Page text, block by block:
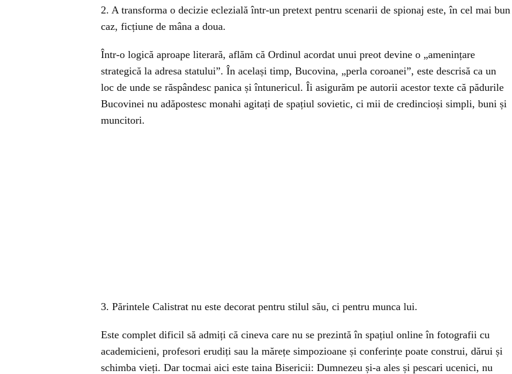
2. A transforma o decizie eclezială într-un pretext pentru scenarii de spionaj este, în cel mai bun
caz, ficțiune de mâna a doua.
Într-o logică aproape literară, aflăm că Ordinul acordat unui preot devine o „amenințare
strategică la adresa statului”. În același timp, Bucovina, „perla coroanei”, este descrisă ca un
loc de unde se răspândesc panica și întunericul. Îi asigurăm pe autorii acestor texte că pădurile
Bucovinei nu adăpostesc monahi agitați de spațiul sovietic, ci mii de credincioși simpli, buni și
muncitori.
3. Părintele Calistrat nu este decorat pentru stilul său, ci pentru munca lui.
Este complet dificil să admiți că cineva care nu se prezintă în spațiul online în fotografii cu
academicieni, profesori erudiți sau la mărețe simpozioane și conferințe poate construi, dărui și
schimba vieți. Dar tocmai aici este taina Bisericii: Dumnezeu și-a ales și pescari ucenici, nu